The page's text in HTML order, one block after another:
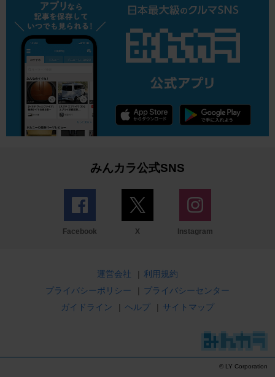
みんカラ公式SNS
Facebook X Instagram
運営会社 | 利用規約
プライバシーポリシー
| プライバシーセンター
ガイドライン
| ヘルプ | サイトマップ
© LY Corporation